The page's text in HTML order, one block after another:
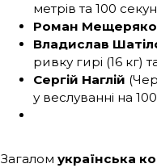
метрів та 100
Роман
Владислав
ривку гирі (16 кг)
Сергій Наглій
у веслуванні на
Загалом українська